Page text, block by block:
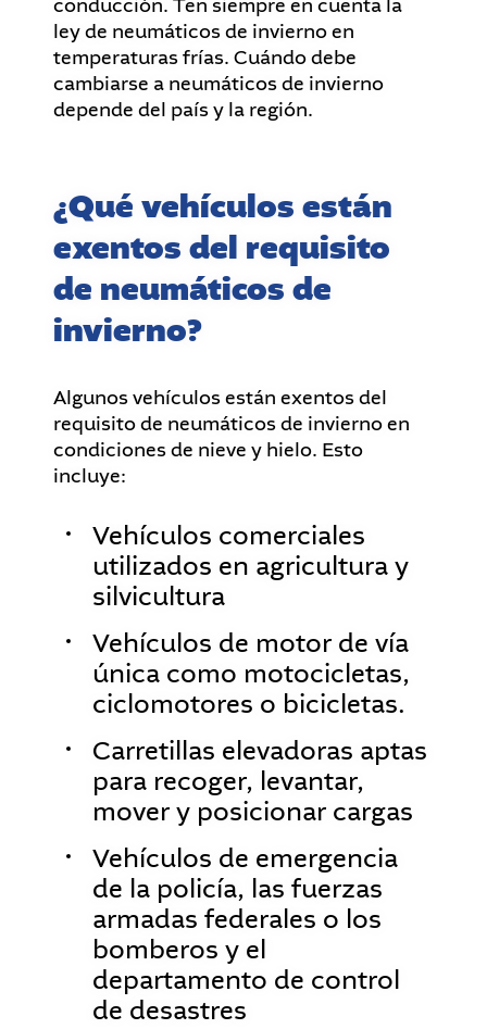
ley de neumáticos de invierno en
temperaturas frías. Cuándo debe
cambiarse a neumáticos de invierno
depende del país y la región.
¿Qué vehículos están
exentos del requisito
de neumáticos de
invierno?
Algunos vehículos están exentos del
requisito de neumáticos de invierno en
condiciones de nieve y hielo. Esto
incluye:
Vehículos comerciales
utilizados en agricultura y
silvicultura
Vehículos de motor de vía
única como motocicletas,
ciclomotores o bicicletas.
Carretillas elevadoras aptas
para recoger, levantar,
mover y posicionar cargas
Vehículos de emergencia
de la policía, las fuerzas
armadas federales o los
bomberos y el
departamento de control
de desastres